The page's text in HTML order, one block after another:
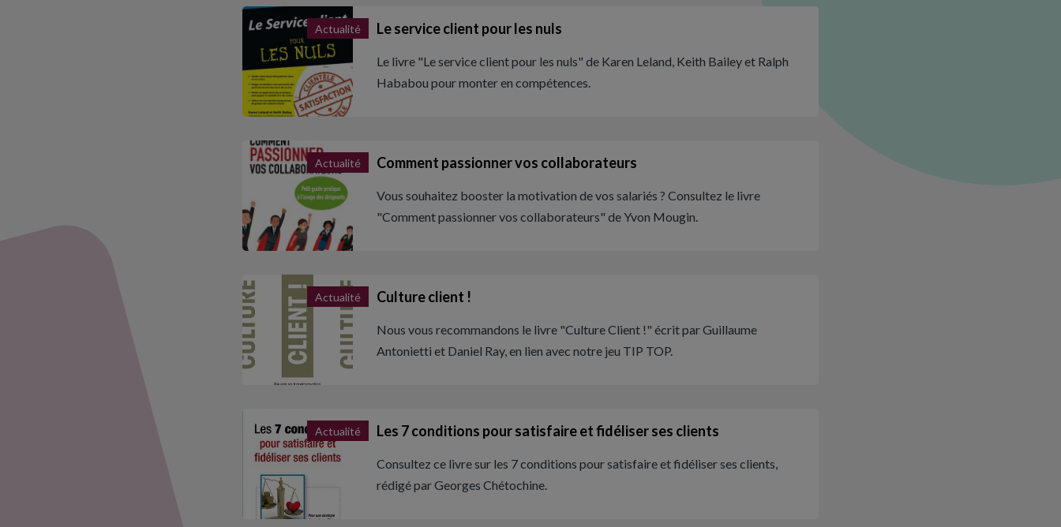
Actualité Le service client pour les nuls
Le livre "Le service client pour les nuls" de Karen Leland, Keith Bailey et Ralph
Hababou pour monter en compétences.
Actualité Comment passionner vos collaborateurs
Vous souhaitez booster la motivation de vos salariés ? Consultez le livre
"Comment passionner vos collaborateurs" de Yvon Mougin.
Actualité Culture client !
Nous vous recommandons le livre "Culture Client !" écrit par Guillaume
Antonietti et Daniel Ray, en lien avec notre jeu TIP TOP.
Actualité Les 7 conditions pour satisfaire et fidéliser ses clients
Consultez ce livre sur les 7 conditions pour satisfaire et fidéliser ses clients,
rédigé par Georges Chétochine.